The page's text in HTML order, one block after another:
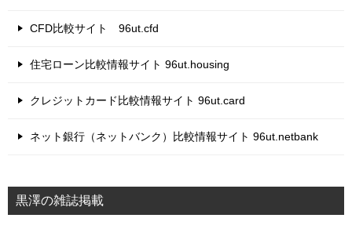
CFD比較サイト 96ut.cfd
住宅ローン比較情報サイト 96ut.housing
クレジットカード比較情報サイト 96ut.card
ネット銀行（ネットバンク）比較情報サイト 96ut.netbank
黒澤の雑誌掲載